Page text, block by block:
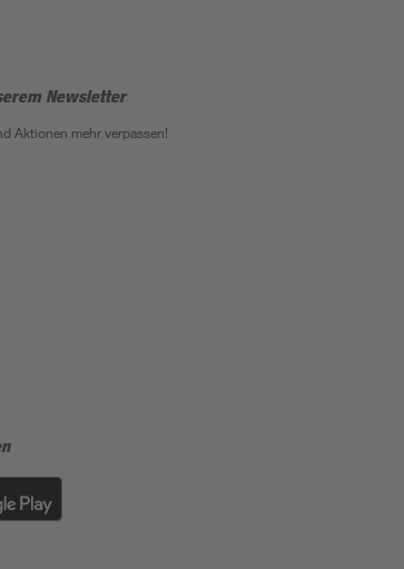
Newsletter
Aktionen mehr verpassen!